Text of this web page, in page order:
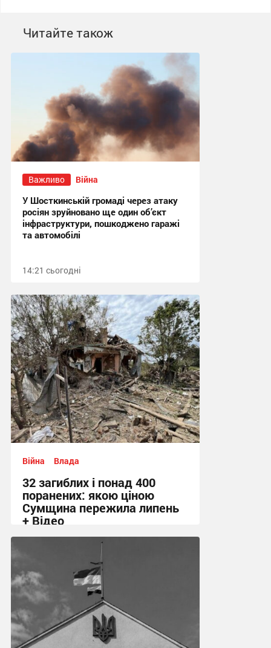
Читайте також
Важливо Війна
У Шосткинській громаді через атаку
росіян зруйновано ще один об’єкт
інфраструктури, пошкоджено гаражі
та автомобілі
14:21 сьогодні
Війна Влада
32 загиблих і понад 400
поранених: якою ціною
Сумщина пережила липень
+ Відео